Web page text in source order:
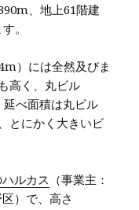
、地上61階建
。
）には全然及びま
高く、丸ビル
延べ面積は丸ビル
とにかく大きいビ
ルカス （事業主：
）で、高さ